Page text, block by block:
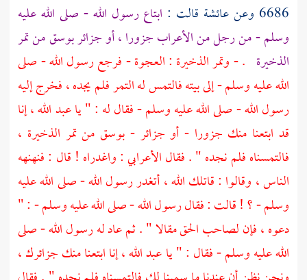
6686 وعن عائشة قالت : ابتاع رسول الله - صلى الله عليه
وسلم - من رجل من الأعراب جزورا ، أو جزائر بوسق من تمر
الذخيرة . - وتمر الذخيرة : العجوة - فرجع رسول الله - صلى
الله عليه وسلم - إلى بيته فالتمس له التمر فلم يجده ، فخرج إليه
رسول الله - صلى الله عليه وسلم - فقال له : " ياعبد الله، إنا
قد ابتعنا منك جزورا - أو جزائر - بوسق من تمر الذخيرة ،
فالتمسناه فلم نجده " . فقال الأعرابي : واغدراه ! قال : فنهنهه
الناس ، وقالوا : قاتلك الله ، أتغدر رسول الله - صلى الله عليه
وسلم - ؟ ! قالت : فقال رسول الله - صلى الله عليه وسلم - : "
دعوه ، فإن لصاحب الحق مقالا " . ثم عاد له رسول الله - صلى
الله عليه وسلم - فقال : " ياعبد الله، إنا ابتعنا منك جزائرك ،